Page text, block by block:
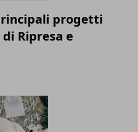
progetti
Ripresa e